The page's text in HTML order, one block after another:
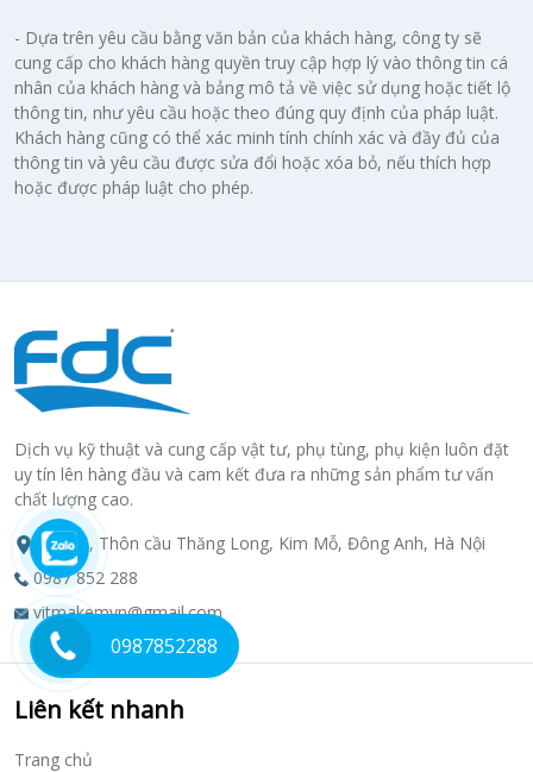
- Dựa trên yêu cầu bằng văn bản của khách hàng, công ty sẽ
cung cấp cho khách hàng quyền truy cập hợp lý vào thông tin cá
nhân của khách hàng và bảng mô tả về việc sử dụng hoặc tiết lộ
thông tin, như yêu cầu hoặc theo đúng quy định của pháp luật.
Khách hàng cũng có thể xác minh tính chính xác và đầy đủ của
thông tin và yêu cầu được sửa đổi hoặc xóa bỏ, nếu thích hợp
hoặc được pháp luật cho phép.
Dịch vụ kỹ thuật và cung cấp vật tư, phụ tùng, phụ kiện luôn đặt
uy tín lên hàng đầu và cam kết đưa ra những sản phẩm tư vấn
chất lượng cao.
Cụm 5, Thôn cầu Thăng Long, Kim Mỗ, Đông Anh, Hà Nội
0987 852 288
vitmakemvn@gmail.com
Liên kết nhanh
Trang chủ
0987852288